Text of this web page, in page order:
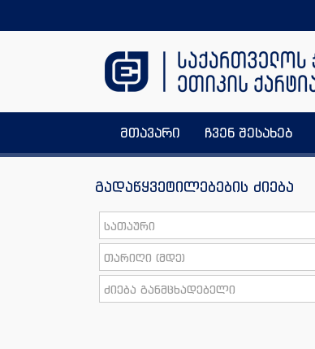
მთავარი ჩვენ შესახებ
გადაწყვეტილებების ძიება